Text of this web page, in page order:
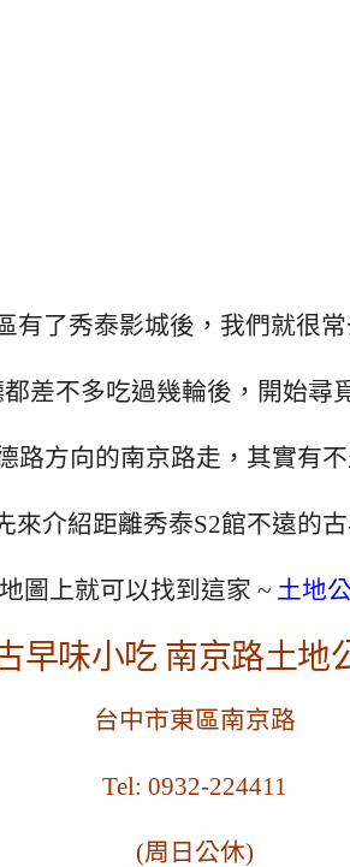
有了秀泰影城後，我們就很
差不多吃過幾輪後，開始尋
路方向的南京路走，其實有不
來介紹距離秀泰S2館不遠的
圖上就可以找到這家 ~ 土地
早味小吃 南京路土地
台中市東區南京路
Tel: 0932-224411
(周日公休)